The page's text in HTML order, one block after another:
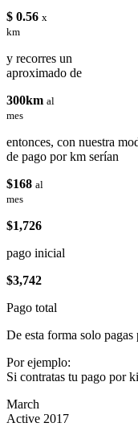
$ 0.56 x
km
y recorres un
aproximado de
300km al
mes
entonces, con nuestra
de pago por km serían
$168 al
mes
$1,726
pago inicial
$3,742
Pago total
De esta forma solo
Por ejemplo:
Si contratas tu pago por
March
Active 2017